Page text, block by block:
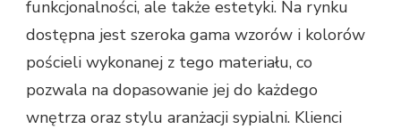
funkcjonalności, ale także estetyki. Na rynku
dostępna jest szeroka gama wzorów i kolorów
pościeli wykonanej z tego materiału, co
pozwala na dopasowanie jej do każdego
wnętrza oraz stylu aranżacji sypialni. Klienci